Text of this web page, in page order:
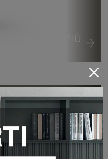
VEDI DI PIÙ